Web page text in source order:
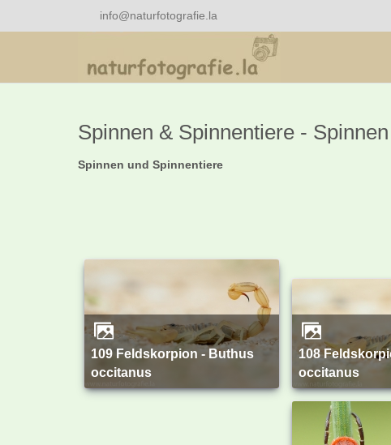
info@naturfotografie.la
Spinnen & Spinnentiere -
Spinnen und Spinnentiere
109 Feldskorpion - Buthus
occitanus
108 Feldskorpion - Buthus
occitanus